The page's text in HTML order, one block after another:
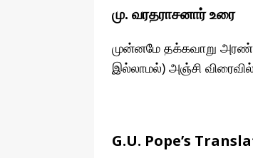
மு. வரதராசனார் உரை
முன்னமே தக்கவாறு
இல்லாமல்) அஞ்சி
G.U. Pope’s